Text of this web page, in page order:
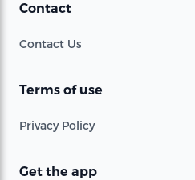
Contact
Contact Us
Terms of use
Privacy Policy
Get the app